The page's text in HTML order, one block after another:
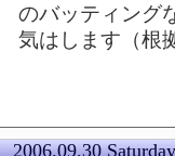
のバッティング
気はします（根
2006.09.30 Saturday